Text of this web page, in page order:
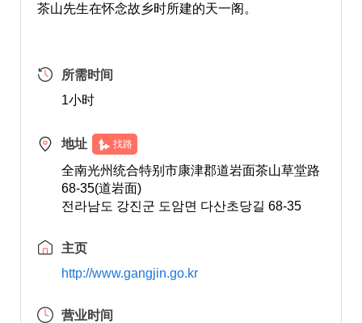
茶山先生在怀念故乡时所建的天一阁。
所需时间
1小时
地址 找路
全南光州统合特别市康津郡道岩面茶山草堂路
68-35(道岩面)
전라남도 강진군 도암면 다산초당길 68-35
主页
http://www.gangjin.go.kr
营业时间